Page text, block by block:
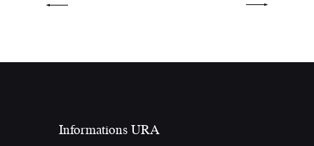
Informations URA